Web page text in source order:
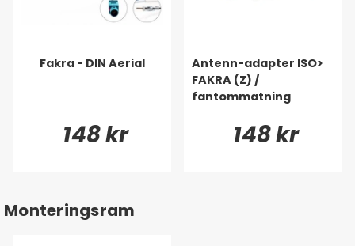
Fakra - DIN Aerial
148 kr
Antenn-adapter ISO>
FAKRA (Z) /
fantommatning
148 kr
Monteringsram